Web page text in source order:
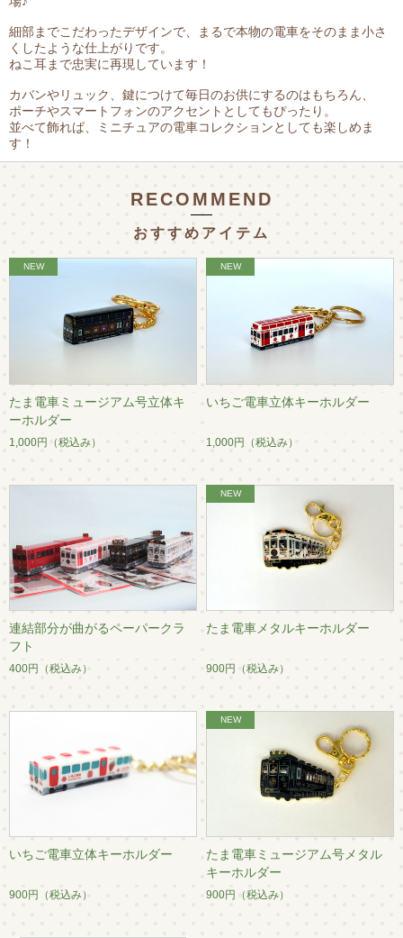
細部までこだわったデザインで、まるで本物の電車をそのまま小さ
くしたような仕上がりです。
ねこ耳まで忠実に再現しています！
カバンやリュック、鍵につけて毎日のお供にするのはもちろん、
ポーチやスマートフォンのアクセントとしてもぴったり。
並べて飾れば、ミニチュアの電車コレクションとしても楽しめま
す！
RECOMMEND
おすすめアイテム
たま電車ミュージアム号立体キ
ーホルダー
1,000円 （税込み）
いちご電車立体キーホルダー
1,000円 （税込み）
連結部分が曲がるペーパークラ
フト
400円 （税込み）
たま電車メタルキーホルダー
900円 （税込み）
いちご電車立体キーホルダー
900円 （税込み）
たま電車ミュージアム号メタル
キーホルダー
900円 （税込み）